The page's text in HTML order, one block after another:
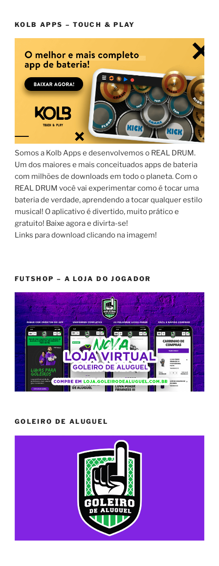
KOLB APPS – TOUCH & PLAY
Somos a Kolb Apps e desenvolvemos o REAL DRUM.
Um dos maiores e mais conceituados apps de bateria
com milhões de downloads em todo o planeta. Com o
REAL DRUM você vai experimentar como é tocar uma
bateria de verdade, aprendendo a tocar qualquer estilo
musical! O aplicativo é divertido, muito prático e
gratuito! Baixe agora e divirta-se!
Links para download clicando na imagem!
FUTSHOP – A LOJA DO JOGADOR
GOLEIRO DE ALUGUEL